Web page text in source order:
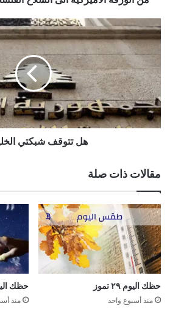
جانبه في هذه الفترة
برج الجدي
تطرأ بعض التغييرات يا عزيزي على الخطط
وقت سابق بسبب العمل، الكثير من المهام
على خططك، لا تشعر بالغضب، وانتبه
على انهاء كل ما يطللب منك في العمل
الشخصية، من الناحية العاطفية لا تهمل
بالتذمر والشكوى، حاول ان تتأقلم مع
انتظار المكان المناسب الذي تنتظره، لا
العمل حتى لا ينقل اي شخص من الزملاء
عن الدخول في اي مشاكل بالعمل
برج الحوت
هناك الكثير من المفاجات السارة تحدث في
واخيرًا تحصد نتائج تعبك وتتحسن الامور
وشك ان تفقد الامل، يا برج الحوت عليك
هل
تتوقف
شبكتي
الخليوي؟
هل تتوقف شبكتي
مقالات ذات صلة
حظك اليوم ٢٩ تموز
منذ أسبوع واحد
حظك اليوم ٢٨
منذ